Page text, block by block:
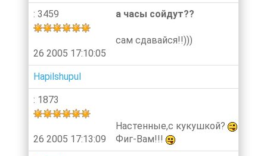
: 3459
26 2005 17:10:05
а часы сойдут??
сам сдавайся!!)))
Hapilshupul
: 1873
26 2005 17:13:09
Настенные,с кукушкой?
Фиг-Вам!!!